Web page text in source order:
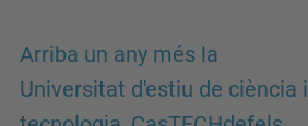
Arriba un any més la
Universitat d'estiu de ciència i